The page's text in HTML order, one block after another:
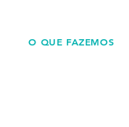
O QUE FAZEMOS